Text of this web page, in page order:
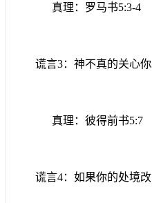
真理：罗马书5:3-4
谎言3：神不真的关心
真理：彼得前书5:7
谎言4：如果你的处境